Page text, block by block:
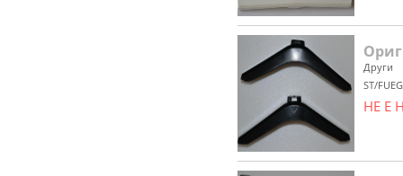
Други
ST/
НЕ Е